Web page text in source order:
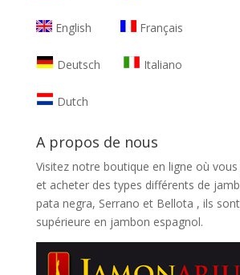
English Français
Deutsch Italiano
Dutch
A propos de nous
Visitez notre boutique en ligne où
et acheter des types différents de
pata negra, Serrano et Bellota , ils
supérieure en jambon espagnol.